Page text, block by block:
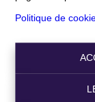
Politique de